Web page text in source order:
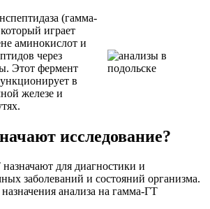
(гамма-
играет
аминокислот и
через
Этот фермент
в
железе и
исследование?
для диагностики и
заболеваний и состояний организма.
анализа на гамма-ГТ